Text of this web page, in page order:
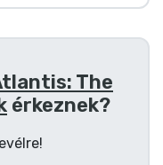
The
érkeznek?